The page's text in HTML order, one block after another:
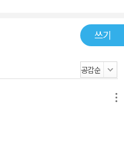
쓰기